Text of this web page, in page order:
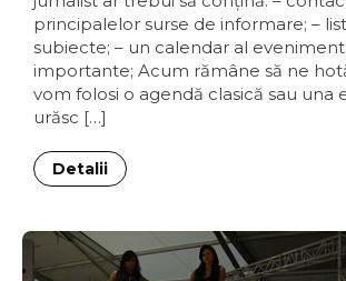
principalelor surse de informare; –
subiecte; – un calendar al
importante; Acum rămâne să ne
vom folosi o agendă clasică sau una
urăsc […]
Detalii